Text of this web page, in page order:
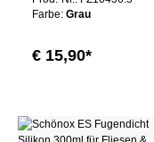
Keramik
Farbe: Grau
€ 15,90*